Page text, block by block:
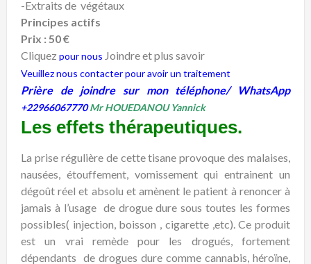
-Extraits de végétaux
Principes actifs
Prix : 50 €
Cliquez pour nous Joindre et plus savoir
Veuillez nous contacter pour avoir un traitement
Prière de joindre sur mon téléphone/ WhatsApp
+22966067770Mr HOUEDANOU Yannick
Les effets thérapeutiques.
La prise régulière de cette tisane provoque des malaises,
nausées, étouffement, vomissement qui entrainent un
dégoût réel et absolu et amènent le patient à renoncer à
jamais à l’usage de drogue dure sous toutes les formes
possibles( injection, boisson , cigarette ,etc). Ce produit
est un vrai remède pour les drogués, fortement
dépendants de drogues dure comme cannabis, héroïne,